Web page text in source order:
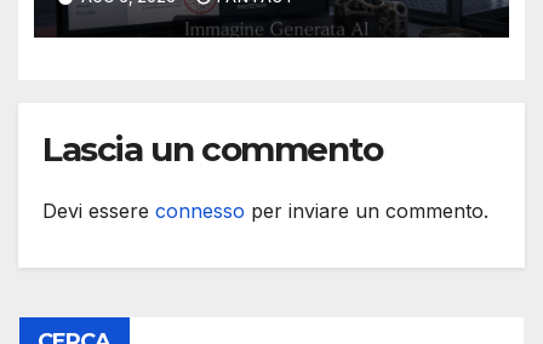
Lascia un commento
Devi essere connesso per inviare un commento.